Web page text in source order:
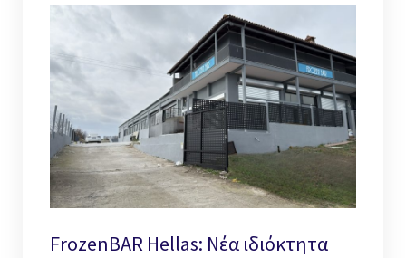
FrozenBAR Hellas: Νέα ιδιόκτητα